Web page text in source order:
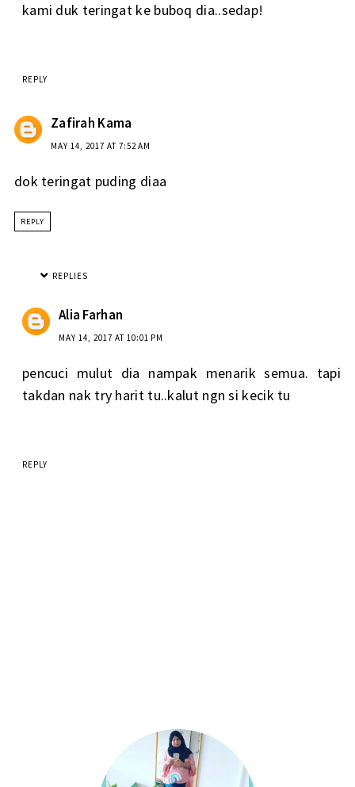
kami duk teringat ke buboq dia..sedap!
REPLY
Zafirah Kama
MAY 14, 2017 AT 7:52 AM
dok teringat puding diaa
REPLY
REPLIES
Alia Farhan
MAY 14, 2017 AT 10:01 PM
pencuci mulut dia nampak menarik semua. tapi
takdan nak try harit tu..kalut ngn si kecik tu
REPLY